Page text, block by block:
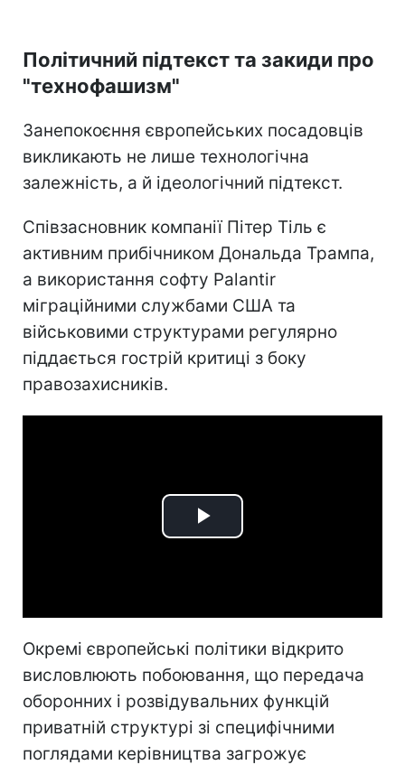
Політичний підтекст та закиди про
"технофашизм"
Занепокоєння європейських посадовців
викликають не лише технологічна
залежність, а й ідеологічний підтекст.
Співзасновник компанії Пітер Тіль є
активним прибічником Дональда Трампа,
а використання софту Palantir
міграційними службами США та
військовими структурами регулярно
піддається гострій критиці з боку
правозахисників.
Play
Окремі європейські політики відкрито
висловлюють побоювання, що передача
оборонних і розвідувальних функцій
приватній структурі зі специфічними
поглядами керівництва загрожує